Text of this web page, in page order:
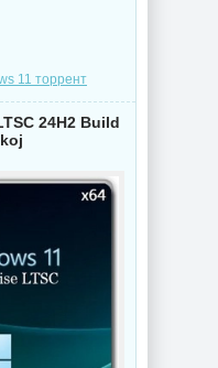
11 торрент
24Н2 Build